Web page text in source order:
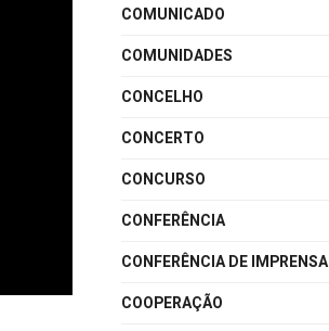
COMUNICADO
COMUNIDADES
CONCELHO
CONCERTO
CONCURSO
CONFERÊNCIA
CONFERÊNCIA DE IMPRENSA
COOPERAÇÃO